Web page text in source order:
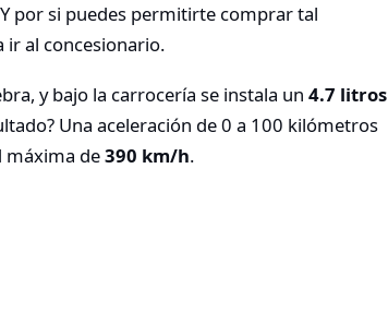
por si puedes permitirte comprar tal
al concesionario.
y bajo la carrocería se instala un 4.7 litros
Una aceleración de 0 a 100 kilómetros
máxima de390 km/h.